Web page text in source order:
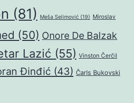
(81) Meša Selimović (19) Miroslav
(50) Onore De Balzak
Lazić (55) Vinston Čerčil
Đinđić (43) Čarls Bukovski